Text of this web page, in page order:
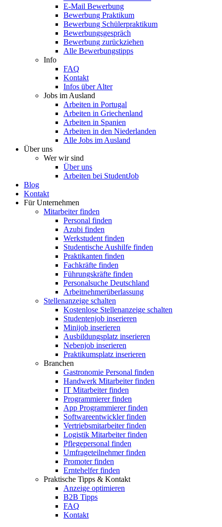
E-Mail Bewerbung
Bewerbung Praktikum
Bewerbung Schülerpraktikum
Bewerbungsgespräch
Bewerbung zurückziehen
Alle Bewerbungstipps
Info
FAQ
Kontakt
Infos über Alter
Jobs im Ausland
Arbeiten in Portugal
Arbeiten in Griechenland
Arbeiten in Spanien
Arbeiten in den Niederlanden
Alle Jobs im Ausland
Über uns
Wer wir sind
Über uns
Arbeiten bei StudentJob
Blog
Kontakt
Für Unternehmen
Mitarbeiter finden
Personal finden
Azubi finden
Werkstudent finden
Studentische Aushilfe finden
Praktikanten finden
Fachkräfte finden
Führungskräfte finden
Personalsuche Deutschland
Arbeitnehmerüberlassung
Stellenanzeige schalten
Kostenlose Stellenanzeige schalten
Studentenjob inserieren
Minijob inserieren
Ausbildungsplatz inserieren
Nebenjob inserieren
Praktikumsplatz inserieren
Branchen
Gastronomie Personal finden
Handwerk Mitarbeiter finden
IT Mitarbeiter finden
Programmierer finden
App Programmierer finden
Softwareentwickler finden
Vertriebsmitarbeiter finden
Logistik Mitarbeiter finden
Pflegepersonal finden
Umfrageteilnehmer finden
Promoter finden
Erntehelfer finden
Praktische Tipps & Kontakt
Anzeige optimieren
B2B Tipps
FAQ
Kontakt